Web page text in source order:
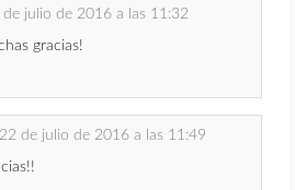
de julio de 2016 a las 11:32
gracias!
22 de julio de 2016 a las 11:49